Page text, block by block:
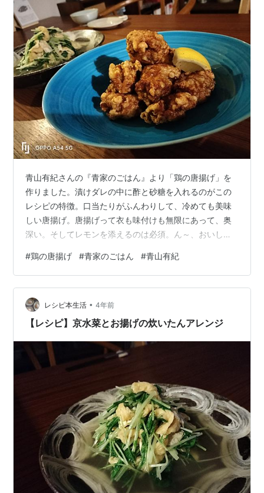
青山有紀さんの『青家のごはん』より「鶏の唐揚げ」を
作りました。漬けダレの中に酢と砂糖を入れるのがこの
レシピの特徴。口当たりがふんわりして、冷めても美味
しい唐揚げ。唐揚げって衣も味付けも無限にあって、奥
深い。そしてレモンを添えるのは必須。ん～、おいし
400g酒 大さじ1薄口しょうゆ 大さじ1きび砂糖 小さじ2
酢 小さじ1白こしょう 適量しょうがすりおろし 大さじ1
にんにくすりおろし 小さじ1片栗粉 大さじ4揚げ油 適量
【作り方】1.鶏もも肉は一口大に切って、下味の材料に入
れてもみ込み1時間～一晩漬ける。2.片栗粉を入れて手で
#鶏の唐揚げ #青家のごはん #青山有紀
レシピ本生活 • 4年前
【レシピ】京水菜とお揚げの炊いたんアレンジ